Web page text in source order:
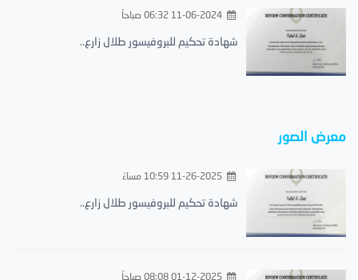
11-06-2024 06:32 صباحاً
شهادة تحكيم للبروفيسور طلال زارع..
معرض الصور
11-26-2025 10:59 مساءً
شهادة تحكيم للبروفيسور طلال زارع..
01-12-2025 08:08 صباحاً